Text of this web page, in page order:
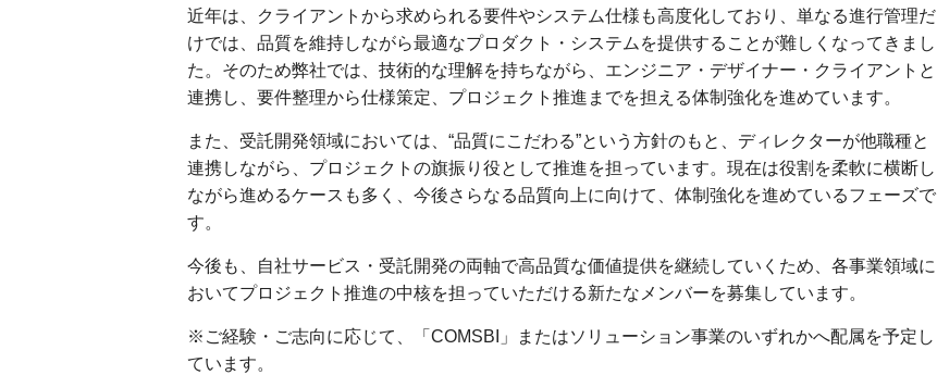
近年は、クライアントから求められる要件やシステム仕様も高度化しており、単なる進行管理だ
けでは、品質を維持しながら最適なプロダクト・システムを提供することが難しくなってきまし
た。そのため弊社では、技術的な理解を持ちながら、エンジニア・デザイナー・クライアントと
連携し、要件整理から仕様策定、プロジェクト推進までを担える体制強化を進めています。
また、受託開発領域においては、“品質にこだわる”という方針のもと、ディレクターが他職種と
連携しながら、プロジェクトの旗振り役として推進を担っています。現在は役割を柔軟に横断し
ながら進めるケースも多く、今後さらなる品質向上に向けて、体制強化を進めているフェーズで
す。
今後も、自社サービス・受託開発の両軸で高品質な価値提供を継続していくため、各事業領域に
おいてプロジェクト推進の中核を担っていただける新たなメンバーを募集しています。
※ご経験・ご志向に応じて、「COMSBI」またはソリューション事業のいずれかへ配属を予定し
ています。